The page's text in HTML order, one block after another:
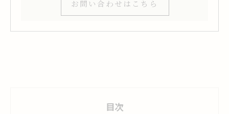
お問い合わせはこちら
目次